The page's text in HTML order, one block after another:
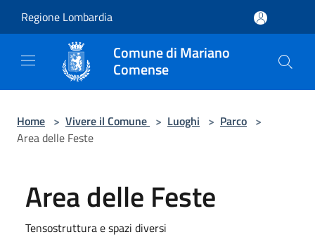
Regione Lombardia
Comune di Mariano
Comense
Home > Vivere il Comune > Luoghi > Parco >
Area delle Feste
Area delle Feste
Tensostruttura e spazi diversi